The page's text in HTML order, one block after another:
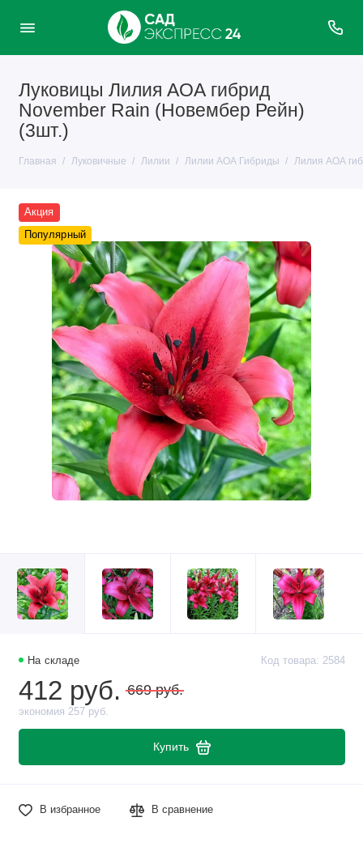
Луковицы Лилия АОА гибрид
November Rain (Новембер Рейн)
(3шт.)
Главная Луковичные Лилии Лилии АОА Гибриды Лилия АОА
Акция
Популярный
На складе Код товара: 2584
412 руб. 669 руб.
экономия 257 руб.
Купить
В избранное В сравнение